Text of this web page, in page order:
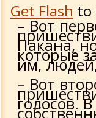
Get Flash to
– Вот
Пакана,
которые
им,
– Вот
голосов.